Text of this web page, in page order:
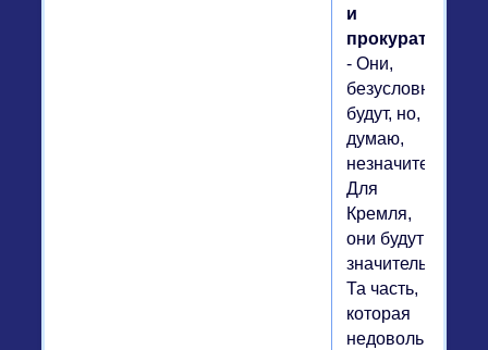
и
прокуратуры?
- Они,
безусловно,
будут, но,
думаю,
незначительные.
Для
Кремля,
они будут
значительнее.
Та часть,
которая
недовольна